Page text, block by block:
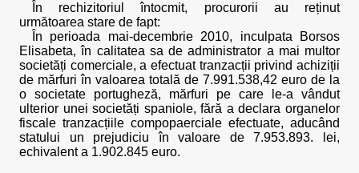
În rechizitoriul întocmit, procurorii au reținut
următoarea stare de fapt:
În perioada mai-decembrie 2010, inculpata Borsos
Elisabeta, în calitatea sa de administrator a mai multor
societăți comerciale, a efectuat tranzacții privind achiziții
de mărfuri în valoarea totală de 7.991.538,42 euro de la
o societate portugheză, mărfuri pe care le-a vândut
ulterior unei societăți spaniole, fără a declara organelor
fiscale tranzacțiile compopaerciale efectuate, aducând
statului un prejudiciu în valoare de 7.953.893. lei,
echivalent a 1.902.845 euro.